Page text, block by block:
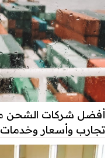
تجارب وأسعار وخدمات